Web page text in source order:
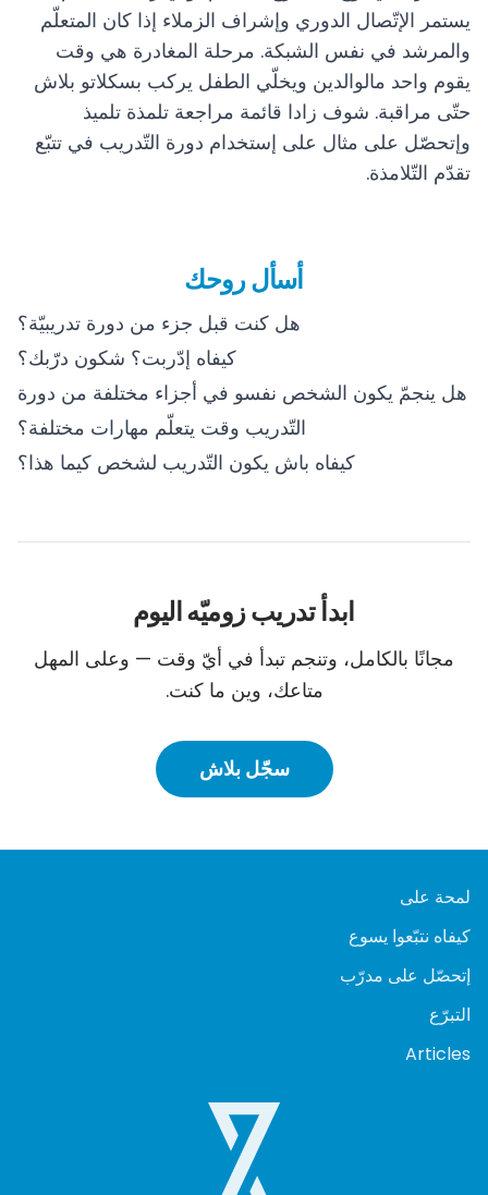
يستمر الإتّصال الدوري وإشراف الزملاء إذا كان المتعلّم
والمرشد في نفس الشبكة. مرحلة المغادرة هي وقت
يقوم واحد مالوالدين ويخلّي الطفل يركب بسكلاتو بلاش
حتّى مراقبة. شوف زادا قائمة مراجعة تلمذة تلميذ
وإتحصّل على مثال على إستخدام دورة التّدريب في تتبّع
تقدّم التّلامذة.
أسأل روحك
هل كنت قبل جزء من دورة تدريبيّة؟
كيفاه إدّربت؟ شكون درّبك؟
هل ينجمّ يكون الشخص نفسو في أجزاء مختلفة من دورة
التّدريب وقت يتعلّم مهارات مختلفة؟
كيفاه باش يكون التّدريب لشخص كيما هذا؟
ابدأ تدريب زوميّه اليوم
مجانًا بالكامل، وتنجم تبدأ في أيّ وقت — وعلى المهل
متاعك، وين ما كنت.
سجّل بلاش
لمحة على
كيفاه نتبّعوا يسوع
إتحصّل على مدرّب
التبرّع
Articles